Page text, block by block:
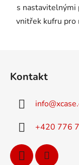
s nastavitelnými
vnitřek kufru pro
Kontakt
info@
+420 776